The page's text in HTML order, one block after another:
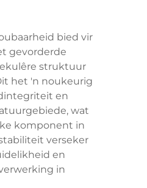
bied vir
gevorderde
struktuur
het 'n noukeurig
en
wat
komponent in
verseker
en
in